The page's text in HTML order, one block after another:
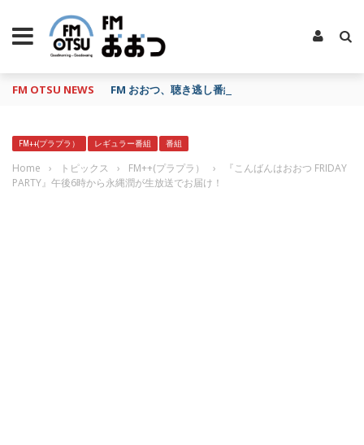
FM OTSU NEWS FM おおつ、聴き逃し番組配信サービス「shelfs」
FM++(プラプラ） レギュラー番組 番組
Home › トピックス › FM++(プラプラ） ›
『こんばんはおおつ FRIDAY
PARTY』午後6時から永縄潤が生放送でお届け！